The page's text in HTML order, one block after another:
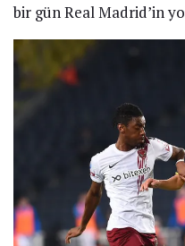
bir gün Real Madrid’in